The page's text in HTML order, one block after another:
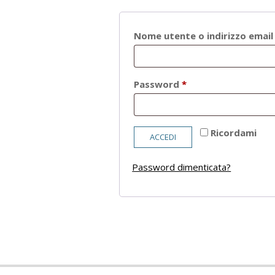
Nome utente o indirizzo
Password*Richiesto
Ricordami
ACCEDI
Password dimenticata?
05-